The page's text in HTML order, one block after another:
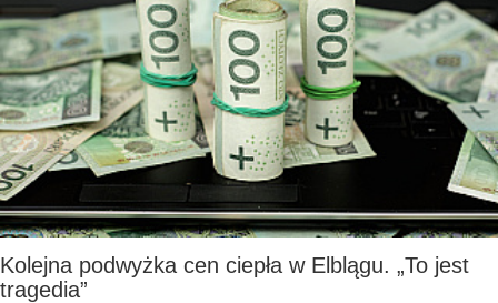
Kolejna podwyżka cen ciepła w Elblągu. „To jest
tragedia”